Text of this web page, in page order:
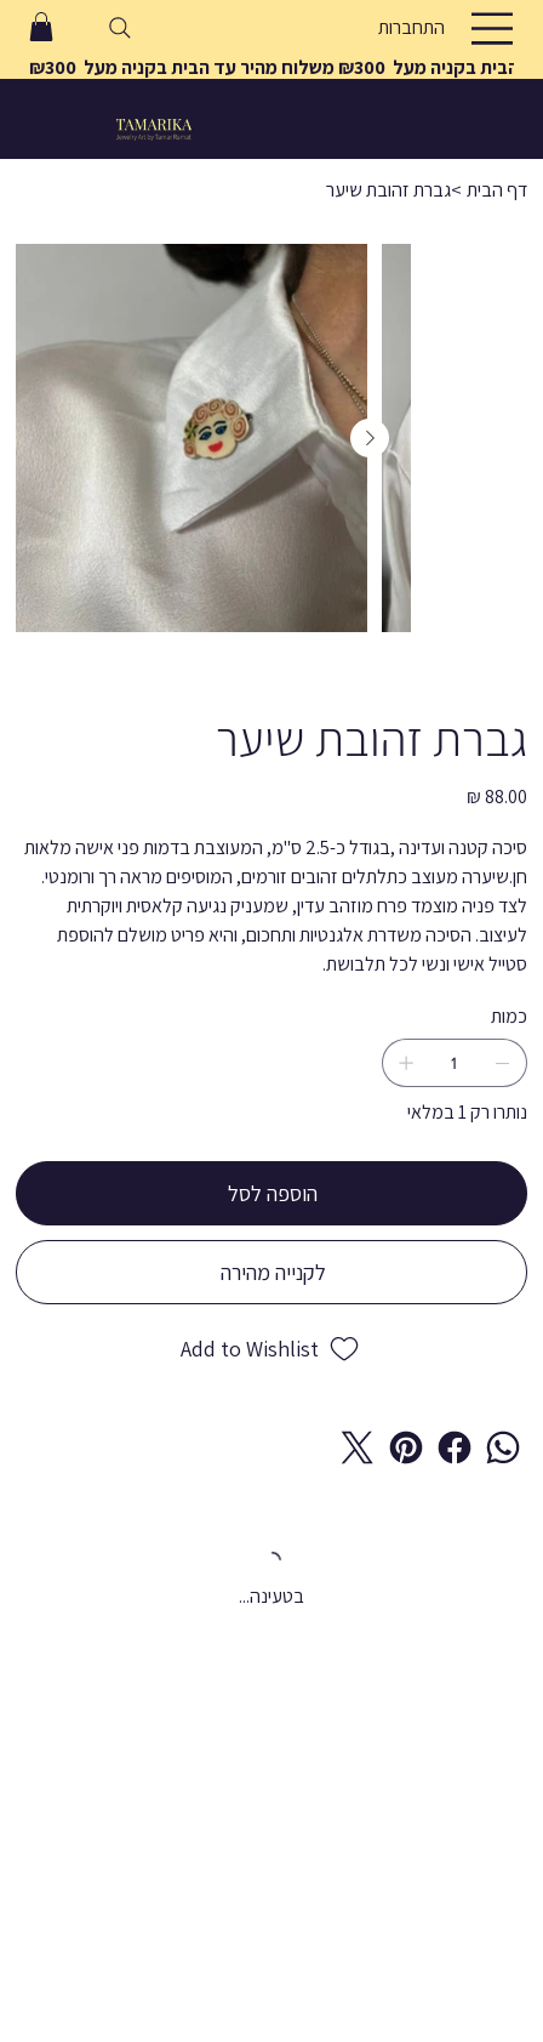
התחברות
דף הבית >גברת זהובת שיער
גברת זהובת שיער
סיכה קטנה ועדינה ,בגודל כ-2.5 ס''מ, המעוצבת בדמות פני אישה מלאות
חן.שיערה מעוצב כתלתלים זהובים זורמים, המוסיפים מראה רך ורומנטי.
לצד פניה מוצמד פרח מוזהב עדין, שמעניק נגיעה קלאסית ויוקרתית
לעיצוב. הסיכה משדרת אלגנטיות ותחכום, והיא פריט מושלם להוספת
סטייל אישי ונשי לכל תלבושת.
כמות
נותרו רק 1 במלאי
הוספה לסל
לקנייה מהירה
Add to Wishlist
בטעינה...